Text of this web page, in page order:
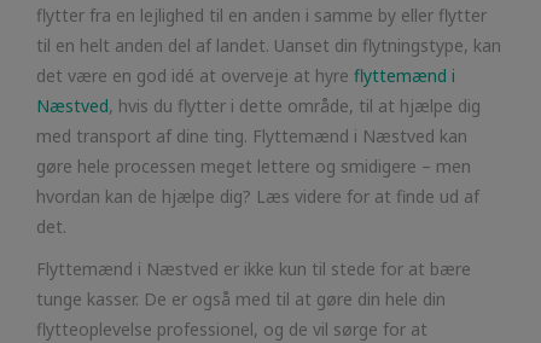
flytter fra en lejlighed til en anden i samme by eller flytter
til en helt anden del af landet. Uanset din flytningstype, kan
det være en god idé at overveje at hyre flyttemænd i
Næstved, hvis du flytter i dette område, til at hjælpe dig
med transport af dine ting. Flyttemænd i Næstved kan
gøre hele processen meget lettere og smidigere – men
hvordan kan de hjælpe dig? Læs videre for at finde ud af
det.
Flyttemænd i Næstved er ikke kun til stede for at bære
tunge kasser. De er også med til at gøre din hele din
flytteoplevelse professionel, og de vil sørge for at